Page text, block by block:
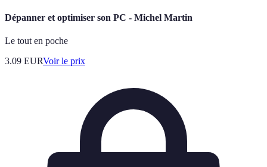
Dépanner et optimiser son PC - Michel Martin
Le tout en poche
3.09 EURVoir le prix